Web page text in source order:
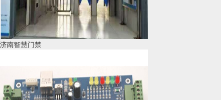
济南智慧门禁